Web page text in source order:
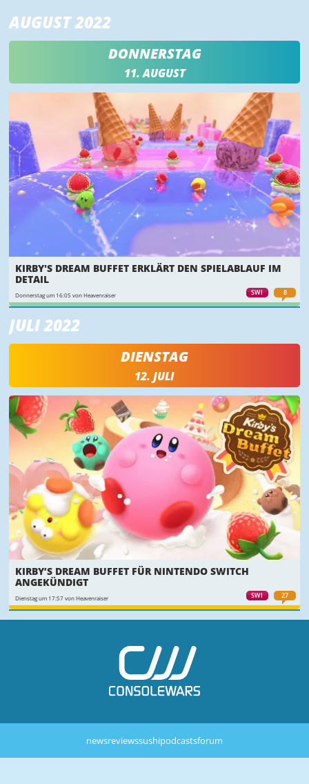
AUGUST 2022
DONNERSTAG
11. AUGUST
SWI 8
KIRBY'S DREAM BUFFET ERKLÄRT DEN SPIELABLAUF IM
DETAIL
Donnerstag um 16:05 von Heavenraiser
JULI 2022
DIENSTAG
12. JULI
SWI 27
KIRBY’S DREAM BUFFET FÜR NINTENDO SWITCH
ANGEKÜNDIGT
Dienstag um 17:57 von Heavenraiser
newsreviewssushipodcastsforum